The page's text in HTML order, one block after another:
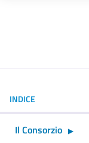
INDICE
Il Consorzio